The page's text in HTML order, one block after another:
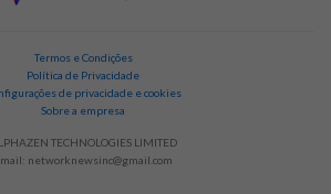
Termos e Condições
Política de Privacidade
de privacidade e cookies
Sobre a empresa
TECHNOLOGIES LIMITED
networknewsinc@gmail.com